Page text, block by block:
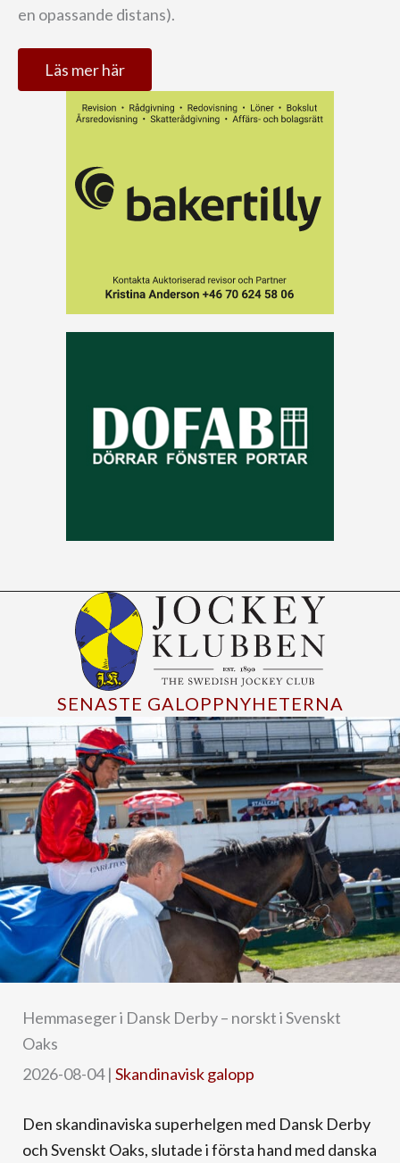
en opassande distans).
Läs mer här
SENASTE GALOPPNYHETERNA
Hemmaseger i Dansk Derby – norskt i Svenskt
Oaks
2026-08-04| Skandinavisk galopp
Den skandinaviska superhelgen med Dansk Derby
och Svenskt Oaks, slutade i första hand med danska